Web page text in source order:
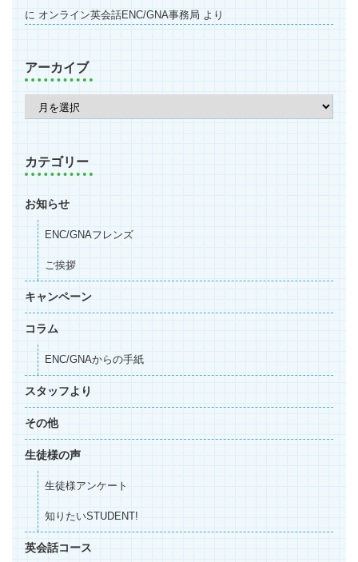
に オンライン英会話ENC/GNA事務局 より
アーカイブ
カテゴリー
お知らせ
ENC/GNAフレンズ
ご挨拶
キャンペーン
コラム
ENC/GNAからの手紙
スタッフより
その他
生徒様の声
生徒様アンケート
知りたいSTUDENT!
英会話コース